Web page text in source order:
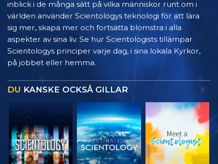
inblick i de många sätt på vilka människor runt om i
världen använder Scientologys teknologi för att lära
sig mer, skapa mer och fortsätta blomstra i alla
aspekter av sina liv. Se hur Scientologists tillämpar
Scientologys principer varje dag, i sina lokala Kyrkor,
på jobbet eller hemma.
DU KANSKE OCKSÅ GILLAR